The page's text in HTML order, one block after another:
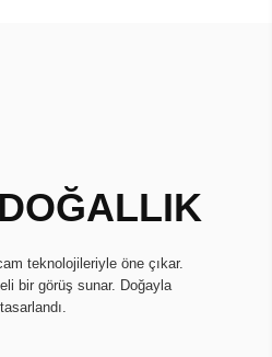
teknolojileriyle öne çıkar.
bir görüş sunar. Doğayla